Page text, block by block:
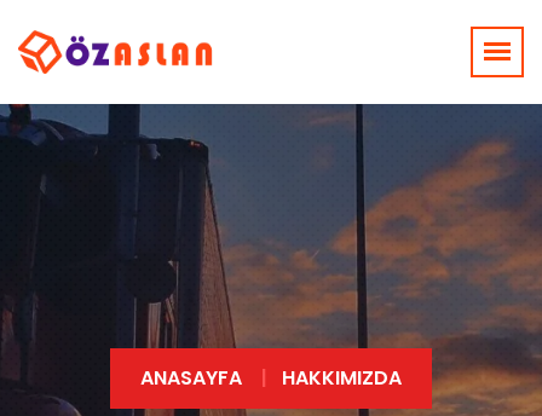
ANASAYFA HAKKIMIZDA